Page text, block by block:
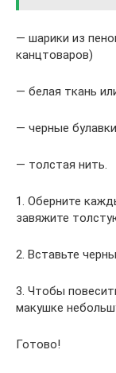
— шарики из
канцтоваров)
— белая ткань
— черные булавки
— толстая нить.
1. Оберните
завяжите
2. Вставьте
3. Чтобы
макушке
Готово!